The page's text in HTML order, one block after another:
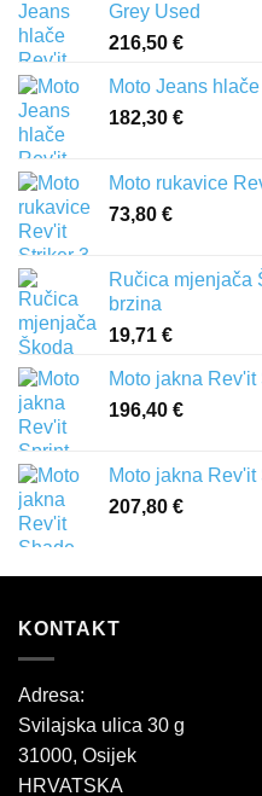
Grey Used
216,50 €
Moto Jeans
182,30 €
Moto rukavice
73,80 €
Ručica mjenjača
brzina
19,71 €
Moto jakna
196,40 €
Moto jakna
207,80 €
KONTAKT
Adresa:
Svilajska ulica 30 g
31000, Osijek
HRVATSKA